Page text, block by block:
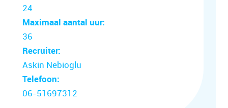
24
Maximaal aantal uur:
36
Recruiter:
Askin Nebioglu
Telefoon:
06-51697312